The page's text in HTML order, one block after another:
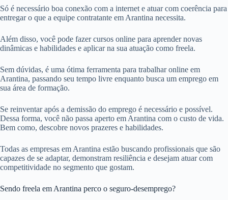
Só é necessário boa conexão com a internet e atuar com coerência para
entregar o que a equipe contratante em Arantina necessita.
Além disso, você pode fazer cursos online para aprender novas
dinâmicas e habilidades e aplicar na sua atuação como freela.
Sem dúvidas, é uma ótima ferramenta para trabalhar online em
Arantina, passando seu tempo livre enquanto busca um emprego em
sua área de formação.
Se reinventar após a demissão do emprego é necessário e possível.
Dessa forma, você não passa aperto em Arantina com o custo de vida.
Bem como, descobre novos prazeres e habilidades.
Todas as empresas em Arantina estão buscando profissionais que são
capazes de se adaptar, demonstram resiliência e desejam atuar com
competitividade no segmento que gostam.
Sendo freela em Arantina perco o seguro-desemprego?